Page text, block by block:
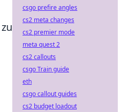
zu
csgo prefire angles
cs2 meta changes
cs2 premier mode
meta quest 2
cs2 callouts
csgo Train guide
eth
csgo callout guides
cs2 budget loadout